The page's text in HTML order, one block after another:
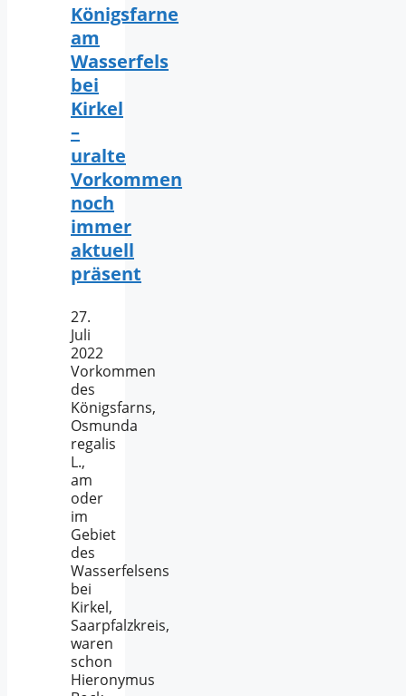
Königsfarne
am
Wasserfels
bei
Kirkel
–
uralte
Vorkommen
noch
immer
aktuell
präsent
27.
Juli
2022
Vorkommen
des
Königsfarns,
Osmunda
regalis
L.,
am
oder
im
Gebiet
des
Wasserfelsens
bei
Kirkel,
Saarpfalzkreis,
waren
schon
Hieronymus